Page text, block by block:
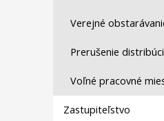
Verejné
Prerušenie
Voľné pracovné
Zastupiteľstvo